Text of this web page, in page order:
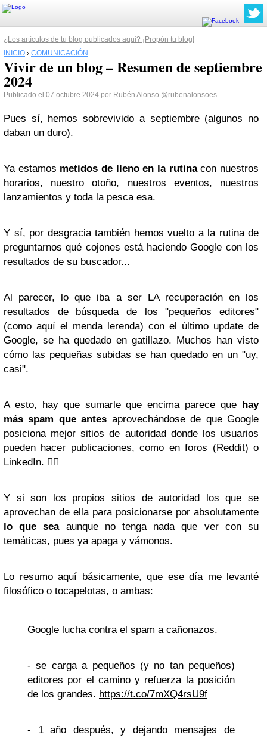
¿Los artículos de tu blog publicados aquí? ¡Propón tu blog!
INICIO › COMUNICACIÓN
Vivir de un blog – Resumen de septiembre
2024
Publicado el 07 octubre 2024 por Rubén Alonso @rubenalonsoes
Pues sí, hemos sobrevivido a septiembre (algunos no
daban un duro).
Ya estamos metidos de lleno en la rutinacon nuestros
horarios, nuestro otoño, nuestros eventos, nuestros
lanzamientos y toda la pesca esa.
Y sí, por desgracia también hemos vuelto a la rutina de
preguntarnos qué cojones está haciendo Google con los
resultados de su buscador...
Al parecer, lo que iba a ser LA recuperación en los
resultados de búsqueda de los "pequeños editores"
(como aquí el menda lerenda) con el último update de
Google, se ha quedado en gatillazo. Muchos han visto
cómo las pequeñas subidas se han quedado en un "uy,
casi".
A esto, hay que sumarle que encima parece que hay
más spam que antes aprovechándose de que Google
posiciona mejor sitios de autoridad donde los usuarios
pueden hacer publicaciones, como en foros (Reddit) o
LinkedIn. 🤦‍♂️
Y si son los propios sitios de autoridad los que se
aprovechan de ella para posicionarse por absolutamente
lo que seaaunque no tenga nada que ver con su
temáticas, pues ya apaga y vámonos.
Lo resumo aquí básicamente, que ese día me levanté
filosófico o tocapelotas, o ambas:
Google lucha contra el spam a cañonazos.
- se carga a pequeños (y no tan pequeños)
editores por el camino y refuerza la posición
de los grandes. https://t.co/7mXQ4rsU9f
- 1 año después, y dejando mensajes de